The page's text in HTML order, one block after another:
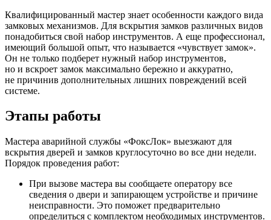
Квалифицированный мастер знает особенности каждого вида
замковых механизмов. Для вскрытия замков различных видов
понадобиться свой набор инструментов. А еще профессионал,
имеющий большой опыт, что называется «чувствует замок».
Он не только подберет нужный набор инструментов,
но и вскроет замок максимально бережно и аккуратно,
не причинив дополнительных лишних повреждений всей
системе.
Этапы работы
Мастера аварийной службы «ФоксЛок» выезжают для
вскрытия дверей и замков круглосуточно во все дни недели.
Порядок проведения работ:
При вызове мастера вы сообщаете оператору все
сведения о двери и запирающем устройстве и причине
неисправности. Это поможет предварительно
определиться с комплектом необходимых инструментов.